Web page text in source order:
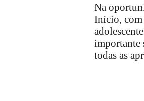
Na
Início, com
importante
todas as